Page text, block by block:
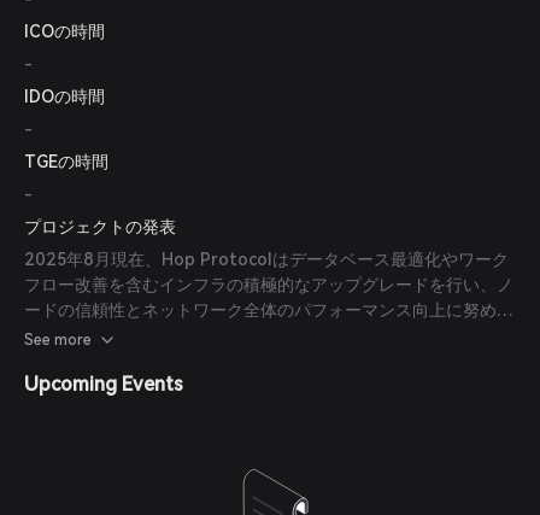
ICOの時間
-
IDOの時間
-
TGEの時間
-
プロジェクトの発表
2025年8月現在、Hop Protocolはデータベース最適化やワーク
フロー改善を含むインフラの積極的なアップグレードを行い、ノ
ードの信頼性とネットワーク全体のパフォーマンス向上に努めて
います。
See more
Upcoming Events